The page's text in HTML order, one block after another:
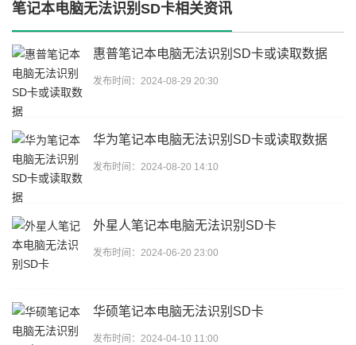
笔记本电脑无法识别SD卡相关资讯
惠普笔记本电脑无法识别SD卡或读取数据
发布时间：2024-08-29 20:30
华为笔记本电脑无法识别SD卡或读取数据
发布时间：2024-08-20 14:10
外星人笔记本电脑无法识别SD卡
发布时间：2024-06-20 23:00
华硕笔记本电脑无法识别SD卡
发布时间：2024-04-10 11:00